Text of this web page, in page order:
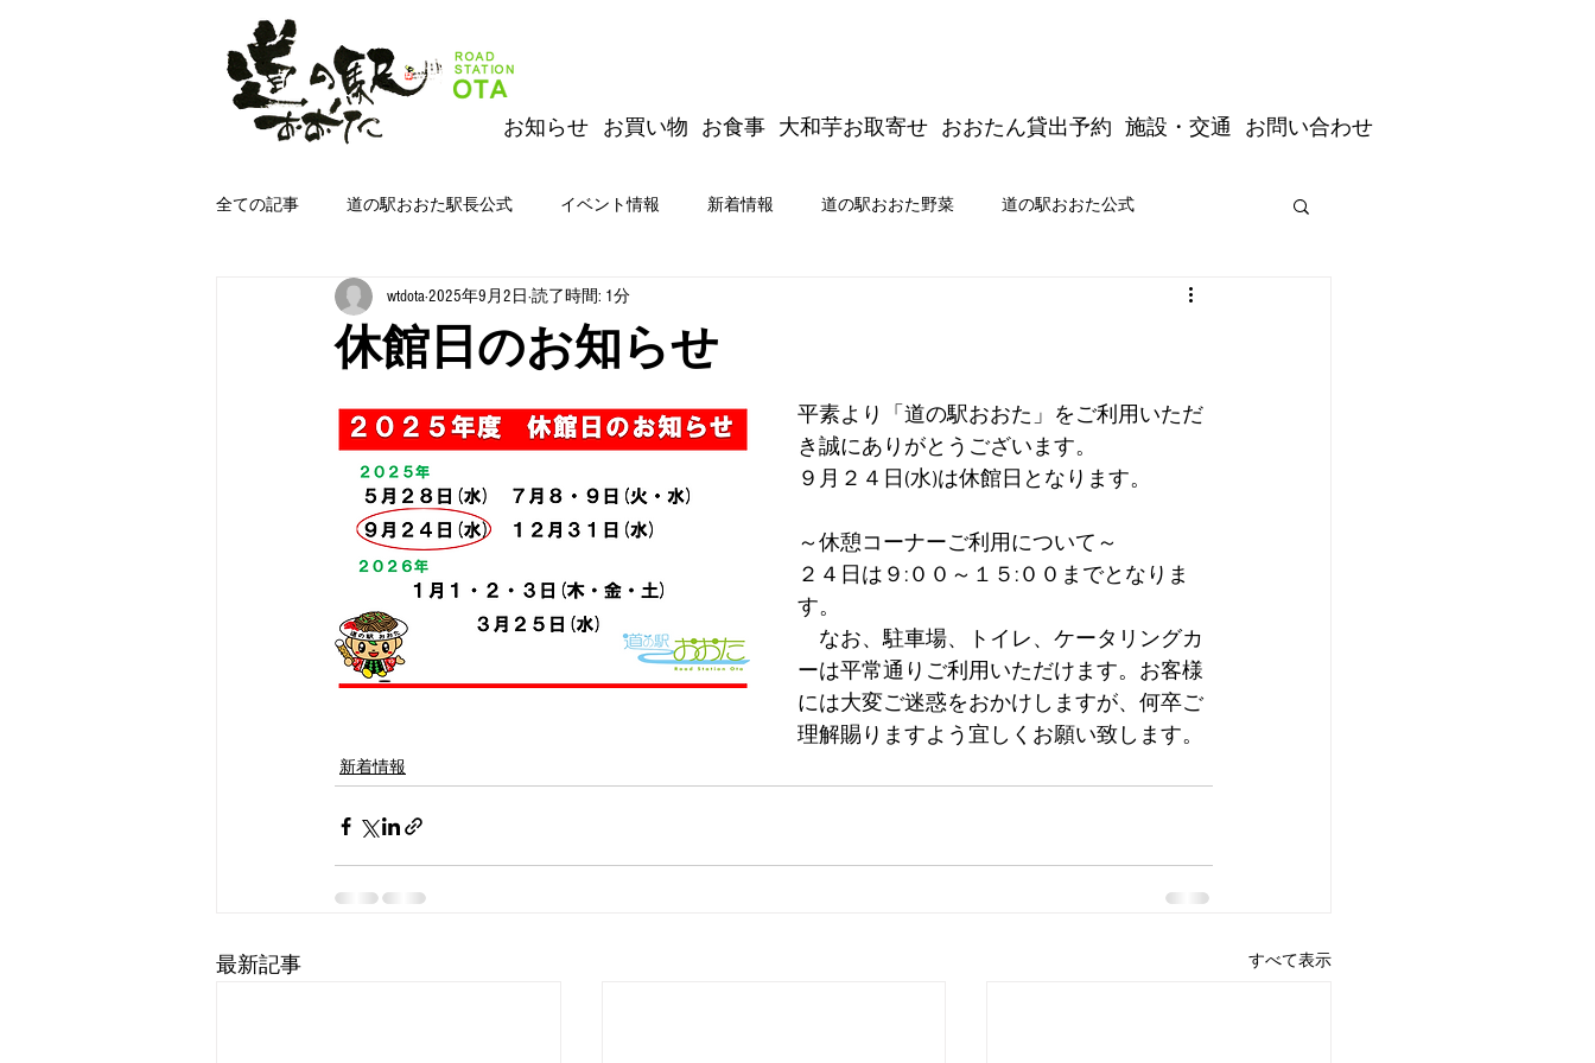
お知らせ お買い物 お食事 大和芋お取寄せ おおたん貸出予約 施設・交通 お問い合わせ
全ての記事 道の駅おおた駅長公式 イベント情報 新着情報 道の駅おおた野菜 道の駅おおた公式
道の駅おおたジムキョクキッチン＆商品開発 道の駅おおた駅長公式
休館日のお知らせ
wtdota2025年9月2日 読了時間: 1分
平素より「道の駅おおた」をご利用いただ
き誠にありがとうございます。
９月２４日(水)は休館日となります。
～休憩コーナーご利用について～
２４日は９:００～１５:００までとなりま
す。
なお、駐車場、トイレ、ケータリングカ
ーは平常通りご利用いただけます。お客様
には大変ご迷惑をおかけしますが、何卒ご
理解賜りますよう宜しくお願い致します。
新着情報
最新記事 すべて表示